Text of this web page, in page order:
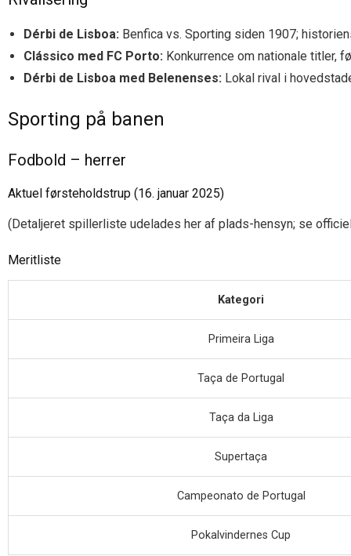
Dérbi de Lisboa: Benfica vs. Sporting siden 1907;
Clássico med FC Porto: Konkurrence om nationale titler,
Dérbi de Lisboa med Belenenses: Lokal rival i
Sporting på banen
Fodbold – herrer
Aktuel førsteholdstrup (16. januar 2025)
(Detaljeret spillerliste udelades her af plads-hensyn; se
Meritliste
Kategori
Primeira Liga
Taça de Portugal
Taça da Liga
Supertaça
Campeonato de Portugal
Pokalvindernes Cup